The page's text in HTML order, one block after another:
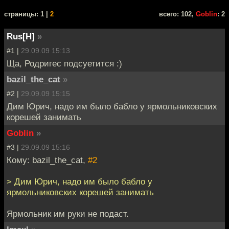
cтраницы: 1 | 2 всего: 102, Goblin: 2
Rus[H] »
#1 | 29.09.09 15:13
Ща, Родригес подсуетится :)
bazil_the_cat »
#2 | 29.09.09 15:15
Дим Юрич, надо им было бабло у ярмольниковских
корешей занимать
Goblin »
#3 | 29.09.09 15:16
Кому: bazil_the_cat, #2
> Дим Юрич, надо им было бабло у
ярмольниковских корешей занимать
Ярмольник им руки не подаст.